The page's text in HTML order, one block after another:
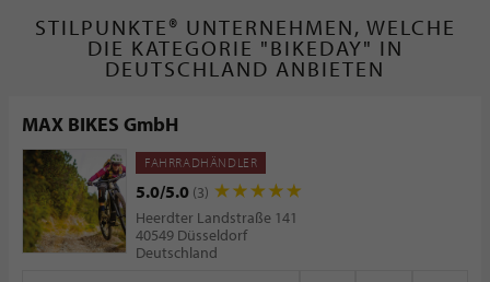
STILPUNKTE® UNTERNEHMEN, WELCHE
DIE KATEGORIE "BIKEDAY" IN
DEUTSCHLAND ANBIETEN
MAX BIKES GmbH
FAHRRADHÄNDLER
5.0/5.0 (3)
Heerdter Landstraße 141
40549 Düsseldorf
Deutschland